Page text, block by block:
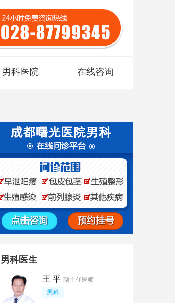
男科医院 在线咨询
男科医生
王 平 副主任医师
男科